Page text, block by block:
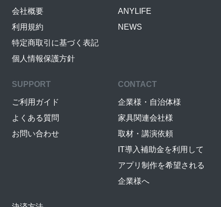
会社概要
利用規約
特定商取引に基づく表記
個人情報保護方針
ANYLIFE
NEWS
SUPPORT
ご利用ガイド
よくある質問
お問い合わせ
CONTACT
企業様・自治体様
家具関連会社様
取材・講演依頼
IT導入補助金を利用して
アプリ制作を希望される
企業様へ